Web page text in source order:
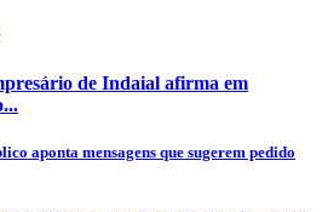
de Indaial afirma em
aponta mensagens que sugerem pedido